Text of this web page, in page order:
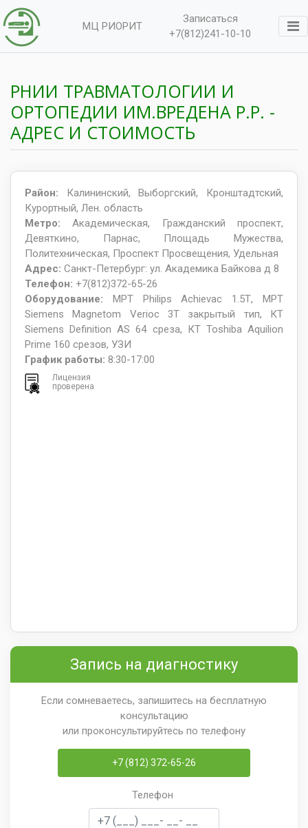
МЦ РИОРИТ
Записаться
+7(812)241-10-10
РНИИ ТРАВМАТОЛОГИИ И
ОРТОПЕДИИ ИМ.ВРЕДЕНА Р.Р. -
АДРЕС И СТОИМОСТЬ
Район: Калининский, Выборгский, Кронштадтский,
Курортный, Лен. область
Метро:Академическая, Гражданский проспект,
Девяткино, Парнас, Площадь Мужества,
Политехническая, Проспект Просвещения, Удельная
Адрес: Санкт-Петербург: ул. Академика Байкова д 8
Телефон: +7(812)372-65-26
Оборудование: МРТ Philips Achievac 1.5Т, МРТ
Siemens Magnetom Verioc 3Т закрытый тип, КТ
Siemens Definition AS 64 среза, КТ Toshiba Aquilion
Prime 160 срезов, УЗИ
График работы: 8:30-17:00
Лицензия
проверена
Запись на диагностику
Если сомневаетесь, запишитесь на бесплатную
консультацию
или проконсультируйтесь по телефону
+7 (812) 372-65-26
Телефон